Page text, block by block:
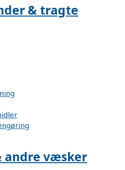
& tragte
andre væsker